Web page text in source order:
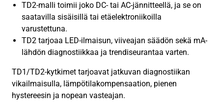
TD2-malli toimii joko DC- tai AC-jännitteellä, ja se on
saatavilla sisäisillä tai etäelektroniikoilla
varustettuna.
TD2 tarjoaa LED-ilmaisun, viiveajan säädön sekä mA-
lähdön diagnostiikkaa ja trendiseurantaa varten.
TD1/TD2-kytkimet tarjoavat jatkuvan diagnostiikan
vikailmaisulla, lämpötilakompensaation, pienen
hystereesin ja nopean vasteajan.